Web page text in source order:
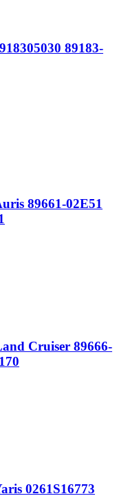
89183-
89661-02E51
Cruiser 89666-
0261S16773